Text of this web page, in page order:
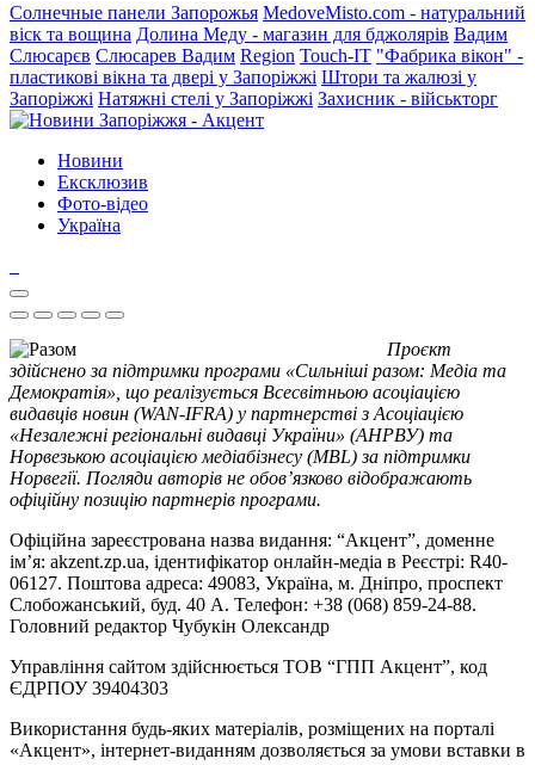
Солнечные панели Запорожья MedoveMisto.com - натуральний
віск та вощина Долина Меду - магазин для бджолярів Вадим
Слюсарєв Слюсарев Вадим Region Touch-IT "Фабрика вікон" -
пластикові вікна та двері у Запоріжжі Штори та жалюзі у
Запоріжжі Натяжні стелі у Запоріжжі Захисник - військторг
Новини
Ексклюзив
Фото-відео
Україна
Проєкт
здійснено за підтримки програми «Сильніші разом: Медіа та
Демократія», що реалізується Всесвітньою асоціацією
видавців новин (WAN-IFRA) у партнерстві з Асоціацією
«Незалежні регіональні видавці України» (АНРВУ) та
Норвезькою асоціацією медіабізнесу (MBL) за підтримки
Норвегії. Погляди авторів не обов’язково відображають
офіційну позицію партнерів програми.
Офіційна зареєстрована назва видання: “Акцент”, доменне
ім’я: akzent.zp.ua, ідентифікатор онлайн-медіа в Реєстрі: R40-
06127. Поштова адреса: 49083, Україна, м. Дніпро, проспект
Слобожанський, буд. 40 А. Телефон: +38 (068) 859-24-88.
Головний редактор Чубукін Олександр
Управління сайтом здійснюється ТОВ “ГПП Акцент”, код
ЄДРПОУ 39404303
Використання будь-яких матеріалів, розміщених на порталі
«Акцент», інтернет-виданням дозволяється за умови вставки в